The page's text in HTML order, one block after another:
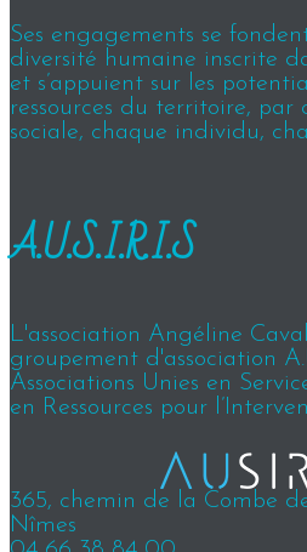
Ses engagements se
diversité humaine inscrite
et s’appuient sur les
ressources du territoire, par
sociale, chaque individu,
A.U.S.I.R.I.S
L'association Angéline
groupement d'association
Associations Unies en
en Ressources pour
365, chemin de la Combe
Nîmes